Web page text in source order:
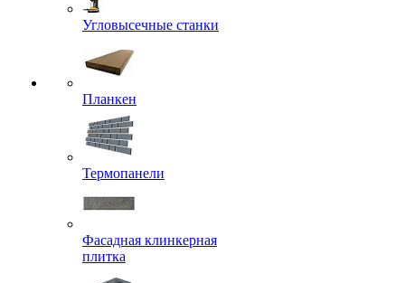
Угловысечные станки
Планкен
Термопанели
Фасадная клинкерная
плитка